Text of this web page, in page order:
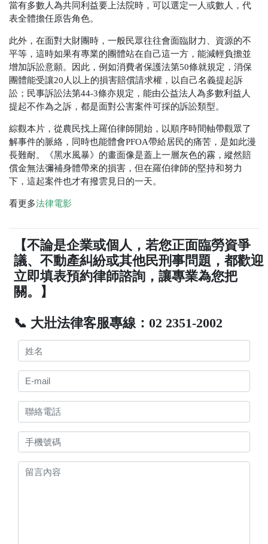
當有多數人為共同利益要上法院時，可以選定一人或數人，代
表全體擔任原告角色。
此外，在面對大財團時，一般民眾往往會面臨財力、資源的不
平等，這時如果有專業的團體站在自己這一方，能減輕負擔並
增加訴訟意願。因此，例如消費者保護法第50條就規定，消保
團體能受讓20人以上的損害賠償請求權，以自己名義提起訴
訟；民事訴訟法第44-3條亦規定，能由公益法人為多數利益人
提起不作為之訴，都是面對公害案件可採的訴訟類型。
綜觀本片，從農民找上羅伯律師開始，以順序時間軸帶觀眾了
解事件的脈絡，同時也能體會PFOA帶給居民的痛苦，是如此漫
長難耐。《黑水風暴》的畫面像是蓋上一層灰色的霧，縱然賠
償金無法彌補身體帶來的損害，但在羅伯律師的堅持和努力
下，這起案件也才有撥雲見日的一天。
看更多法律電影
【不論是企業或個人，若您正面臨勞資爭
議、不動產糾紛或其他民刑事問題，都歡迎
立即填表預約律師諮詢，讓專業為您把
關。】
📞 大壯法律客服專線：02 2351-2002